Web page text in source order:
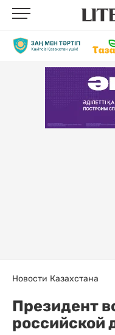
Новости Казахстана
Президент
российской